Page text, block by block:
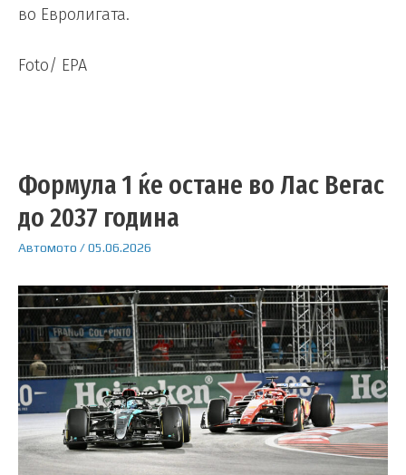
во Евролигата.
Foto/ EPA
Формула 1 ќе остане во Лас Вегас
до 2037 година
Автомото /05.06.2026